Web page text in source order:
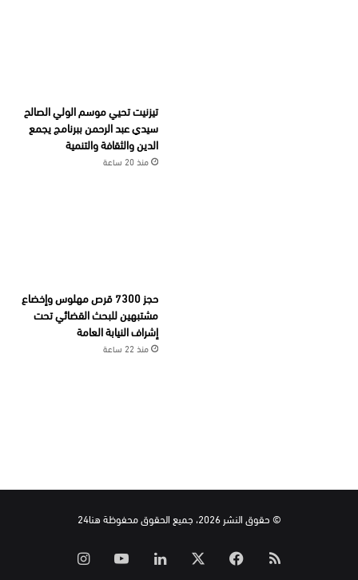
تيزنيت تحيي موسم الولي الصالح
سيدي عبد الرحمن ببرنامج يجمع
الدين والثقافة والتنمية
منذ 20 ساعة
حجز 7300 قرص مهلوس وإخضاع
مشتبهين للبحث القضائي تحت
إشراف النيابة العامة
منذ 22 ساعة
© حقوق النشر 2026، جميع الحقوق محفوظة هنا24
ملخص فيسبوك لينكدإن ‫YouTube